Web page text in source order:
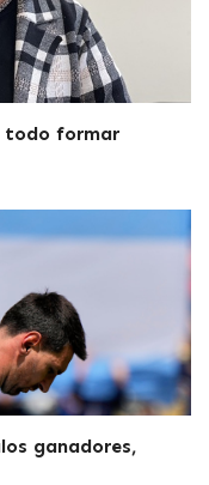
todo formar
ganadores,